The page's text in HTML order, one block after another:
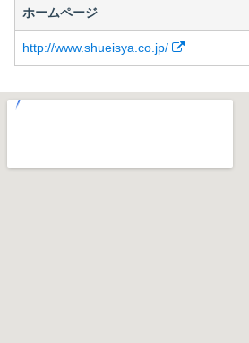
ホームページ
http://www.shueisya.co.jp/